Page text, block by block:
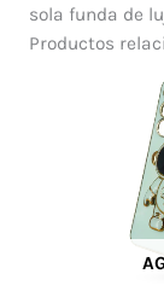
sola funda de
Productos